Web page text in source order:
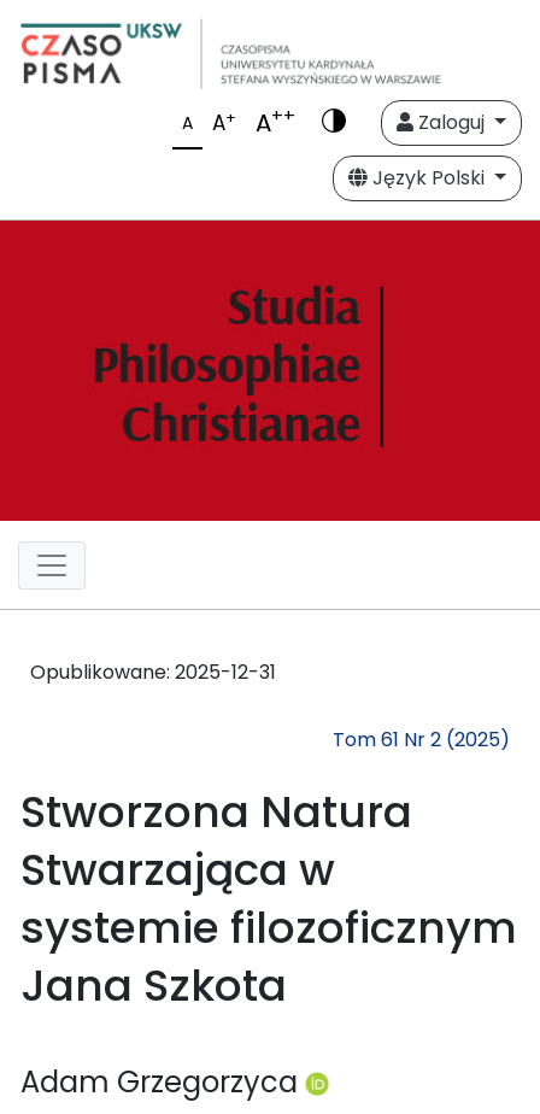
A A+ A++
Zaloguj
Język Polski
Opublikowane: 2025-12-31
Tom 61 Nr 2 (2025)
Stworzona Natura
Stwarzająca w
systemie filozoficznym
Jana Szkota
Adam Grzegorzyca